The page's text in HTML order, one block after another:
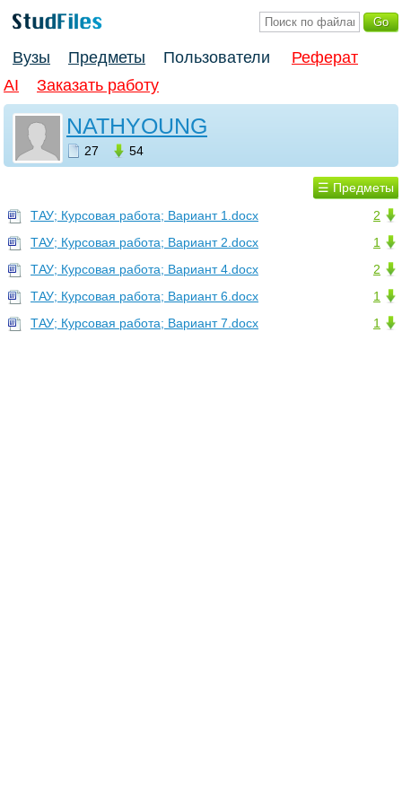
Вузы Предметы Пользователи
Реферат
AI
Заказать работу
NATHYOUNG
27 54
☰ Предметы
2
ТАУ; Курсовая работа; Вариант 1.docx
1
ТАУ; Курсовая работа; Вариант 2.docx
2
ТАУ; Курсовая работа; Вариант 4.docx
1
ТАУ; Курсовая работа; Вариант 6.docx
1
ТАУ; Курсовая работа; Вариант 7.docx